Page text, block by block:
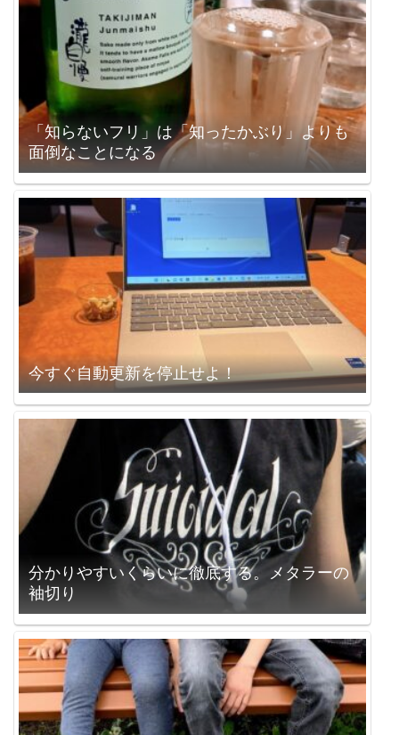
「知らないフリ」は「知ったかぶり」よりも
面倒なことになる
今すぐ自動更新を停止せよ！
分かりやすいくらいに徹底する。メタラーの
袖切り